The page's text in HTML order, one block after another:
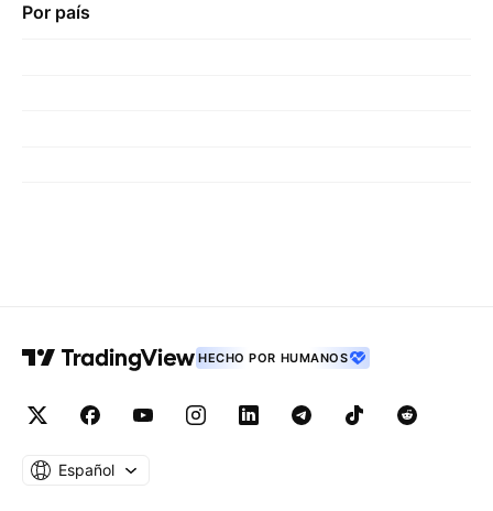
Por país
HECHO POR HUMANOS
Español